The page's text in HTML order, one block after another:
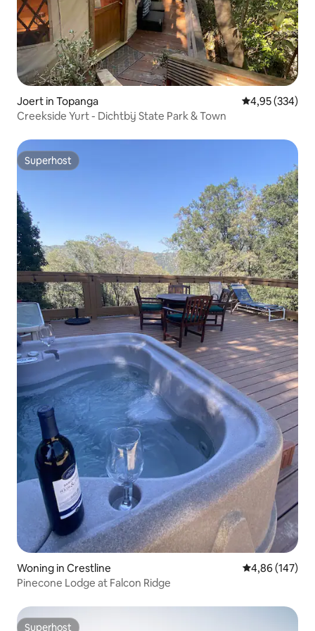
Joert in Topanga Gemiddelde
4,95 (334)
Creekside Yurt - Dichtbij State Park & Town
Superhost
Superhost
Woning in Crestline Gemiddelde
4,86 (147)
Pinecone Lodge at Falcon Ridge
Superhost